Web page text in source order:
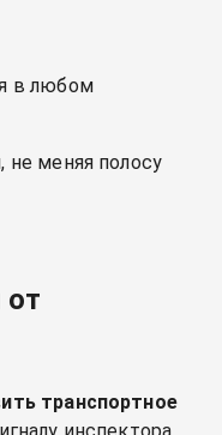
в любом
меняя полосу
транспортное